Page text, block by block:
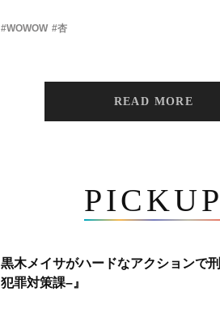
#WOWOW #杏
READ MORE
PICKUP
黒木メイサがハードなアクションで
犯罪対策課–』